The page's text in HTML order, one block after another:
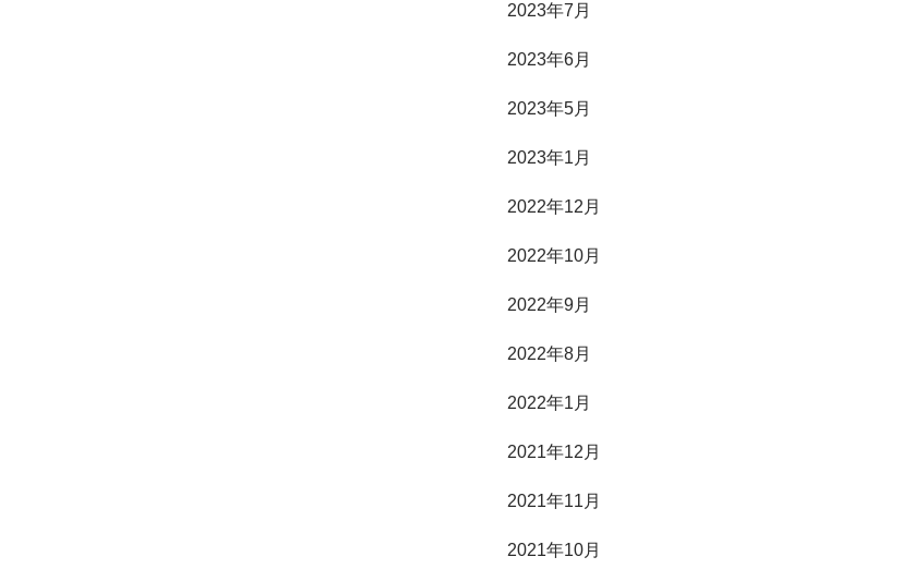
2023年7月
2023年6月
2023年5月
2023年1月
2022年12月
2022年10月
2022年9月
2022年8月
2022年1月
2021年12月
2021年11月
2021年10月